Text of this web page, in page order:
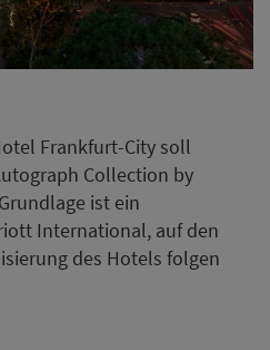
Frankfurt-City soll
Collection by
ist ein
International, auf den
des Hotels folgen